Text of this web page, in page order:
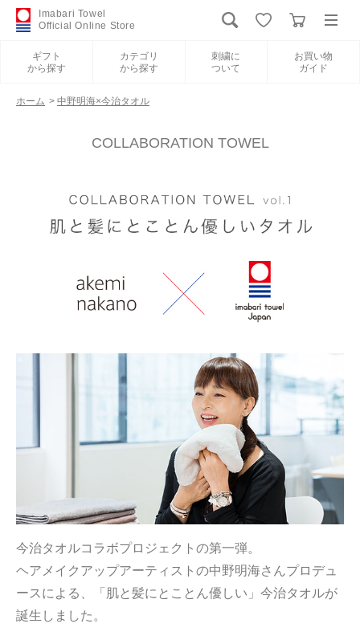
Imabari Towel
Official Online Store
ギフト
から探す
カテゴリ
から探す
刺繍に
ついて
お買い物
ガイド
新規会員登録
ギフトから探す
刺繍について
お買い物ガイド
ヘルプ
大量購入・法人向けの購入の方は
ホーム > 中野明海×今治タオル
COLLABORATION TOWEL
今治タオルコラボプロジェクトの第一弾。
ヘアメイクアップアーティストの中野明海さんプロデュ
ースによる、「肌と髪にとことん優しい」今治タオルが
誕生しました。